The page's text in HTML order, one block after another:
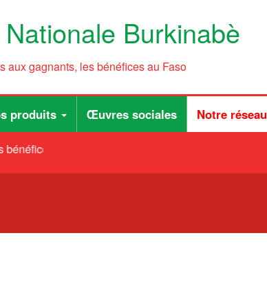
Burkinabè
aux gagnants, les bénéfices au Faso
produits Œuvres sociales Notre réseau
au Faso